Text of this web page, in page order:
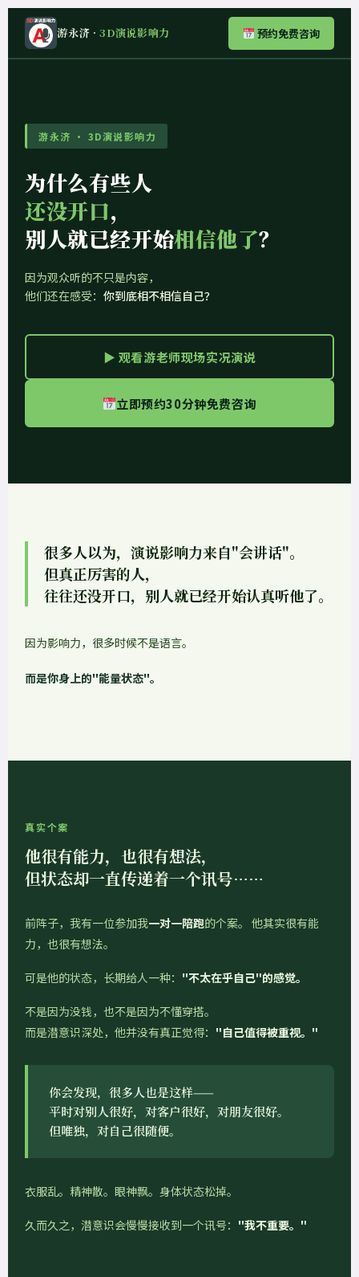
游永济 ·3D演说影响力 预约免费咨询
游永济 · 3D演说影响力
为什么有些人
还没开口，
别人就已经开始相信他了？
因为观众听的不只是内容，
他们还在感受：你到底相不相信自己？
▶ 观看游老师现场实况演说
立即预约30分钟免费咨询
很多人以为，演说影响力来自"会讲话"。
但真正厉害的人，
往往还没开口，别人就已经开始认真听他了。
因为影响力，很多时候不是语言。
而是你身上的"能量状态"。
真实个案
他很有能力，也很有想法，
但状态却一直传递着一个讯号……
前阵子，我有一位参加我一对一陪跑的个案。 他其实很有能
力，也很有想法。
可是他的状态，长期给人一种： "不太在乎自己"的感觉。
不是因为没钱，也不是因为不懂穿搭。
而是潜意识深处，他并没有真正觉得： "自己值得被重视。"
你会发现，很多人也是这样——
平时对别人很好，对客户很好，对朋友很好。
但唯独，对自己很随便。
衣服乱。精神散。眼神飘。身体状态松掉。
久而久之，潜意识会慢慢接收到一个讯号： "我不重要。"